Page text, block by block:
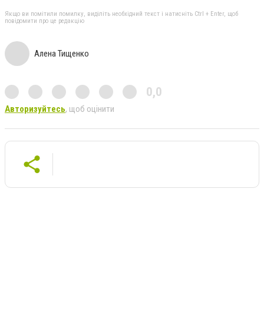
Якщо ви помітили помилку, виділіть необхідний текст і натисніть Ctrl + Enter, щоб
повідомити про це редакцію
Алена Тищенко
0,0
Авторизуйтесь, щоб оцінити